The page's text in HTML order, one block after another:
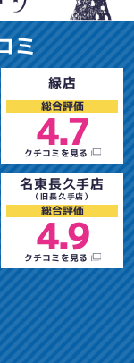
緑店
総合評価
4.7
クチコミを見る
名東長久手店
（旧長久手店）
総合評価
4.9
クチコミを見る